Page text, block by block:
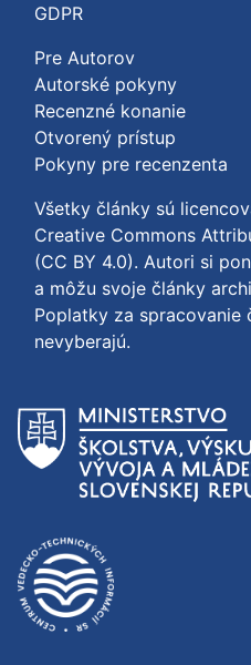
GDPR
Pre Autorov
Autorské pokyny
Recenzné konanie
Otvorený prístup
Pokyny pre recenzenta
Všetky články sú
Creative Commons
(CC BY 4.0). Autori si
a môžu svoje články
Poplatky za spracovanie
nevyberajú.